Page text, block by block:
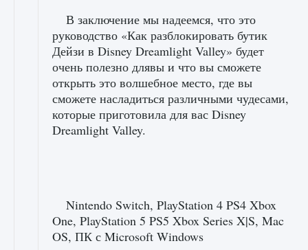
В заключение мы надеемся, что это
руководство «Как разблокировать бутик
Дейзи в Disney Dreamlight Valley» будет
очень полезно длявы и что вы сможете
открыть это волшебное место, где вы
сможете насладиться различными чудесами,
которые приготовила для вас Disney
Dreamlight Valley.
Nintendo Switch, PlayStation 4 PS4 Xbox
One, PlayStation 5 PS5 Xbox Series X|S, Mac
OS, ПК с Microsoft Windows